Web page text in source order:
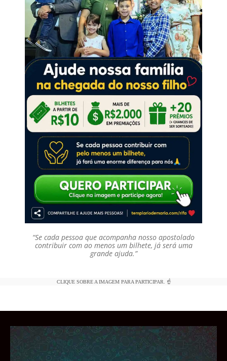
“Se cada pessoa que acompanha nosso apostolado
contribuir com ao menos um bilhete, já será uma
grande ajuda.”
CLIQUE SOBRE A IMAGEM PARA PARTICIPAR. ☝️